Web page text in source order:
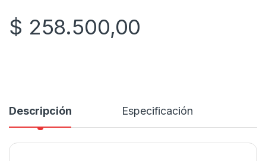
$ 258.500,00
Descripción Especificación